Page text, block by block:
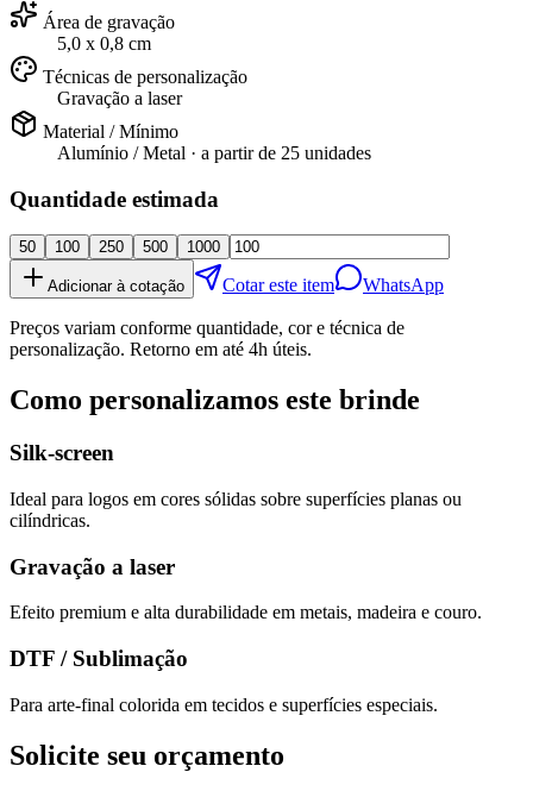
Área de gravação
5,0 x 0,8 cm
Técnicas de personalização
Gravação a laser
Material / Mínimo
Alumínio / Metal · a partir de 25 unidades
Quantidade estimada
50 100 250 500 1000
Adicionar à cotação Cotar este item WhatsApp
Preços variam conforme quantidade, cor e técnica de
personalização. Retorno em até 4h úteis.
Como personalizamos este brinde
Silk-screen
Ideal para logos em cores sólidas sobre superfícies planas ou
cilíndricas.
Gravação a laser
Efeito premium e alta durabilidade em metais, madeira e couro.
DTF / Sublimação
Para arte-final colorida em tecidos e superfícies especiais.
Solicite seu orçamento